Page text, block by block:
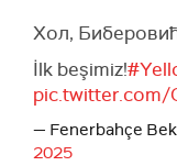
Хол,
İlk beşimiz!
pic.twitter.com/
— Fenerbahçe
2025